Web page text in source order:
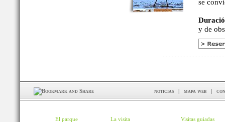
se
y de
noticias | mapa web |
El parque La visita Visitas guiadas